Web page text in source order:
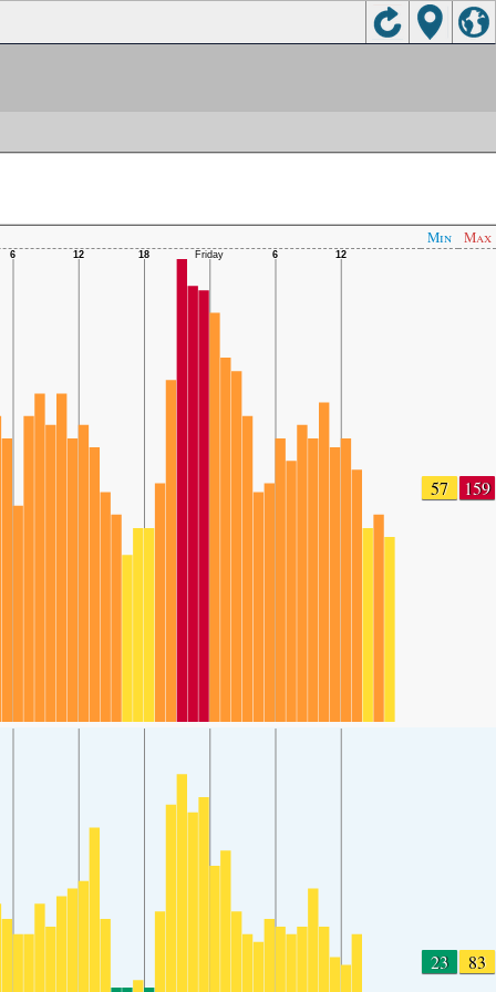
Min Max
57 159
23 83